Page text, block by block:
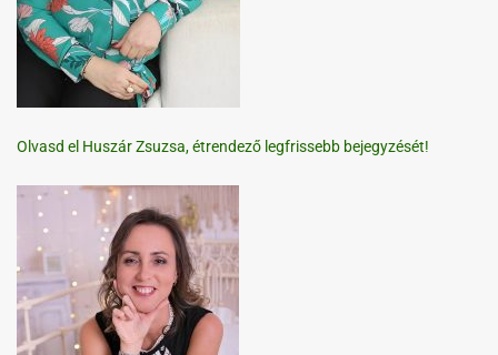
Olvasd el Huszár Zsuzsa, étrendező legfrissebb bejegyzését!